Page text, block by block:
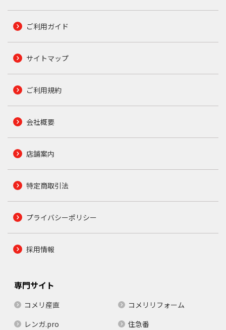
ご利用ガイド
サイトマップ
ご利用規約
会社概要
店舗案内
特定商取引法
プライバシーポリシー
採用情報
専門サイト
コメリ産直
コメリリフォーム
レンガ.pro
住急番